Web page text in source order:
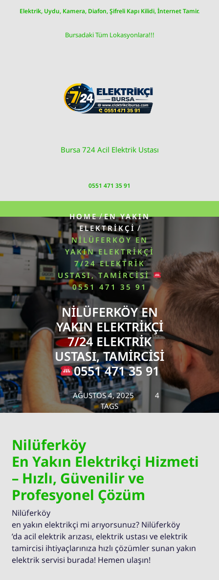
Elektrik, Uydu, Kamera, Diafon, Şifreli Kapı Kilidi, İnternet Tamir.
Bursadaki Tüm Lokasyonlara!!!
Bursa 724 Acil Elektrik Ustası
0551 471 35 91
HOME/EN YAKIN
ELEKTRIKÇI/
NILÜFERKÖY EN
YAKIN ELEKTRIKÇI
7/24 ELEKTRIK
USTASI, TAMIRCISI
0551 471 35 91
NILÜFERKÖY EN
YAKIN ELEKTRIKÇI
7/24 ELEKTRIK
USTASI, TAMIRCISI
0551 471 35 91
AĞUSTOS 4, 2025
4
TAGS
Nilüferköy
En Yakın Elektrikçi Hizmeti
– Hızlı, Güvenilir ve
Profesyonel Çözüm
Nilüferköy
en yakın elektrikçi mi arıyorsunuz? Nilüferköy
’da acil elektrik arızası, elektrik ustası ve elektrik
tamircisi ihtiyaçlarınıza hızlı çözümler sunan yakın
elektrik servisi burada! Hemen ulaşın!